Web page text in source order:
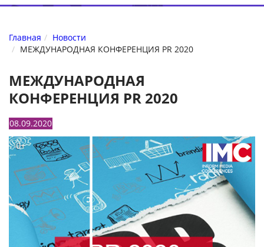
Главная
Новости
МЕЖДУНАРОДНАЯ КОНФЕРЕНЦИЯ PR 2020
МЕЖДУНАРОДНАЯ
КОНФЕРЕНЦИЯ PR 2020
08.09.2020